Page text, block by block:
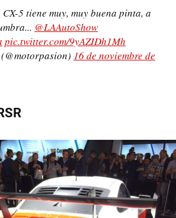
5 tiene muy, muy buena pinta, a
@LAAutoShow
pic.twitter.com/9yAZIDh1Mh
16 de noviembre de